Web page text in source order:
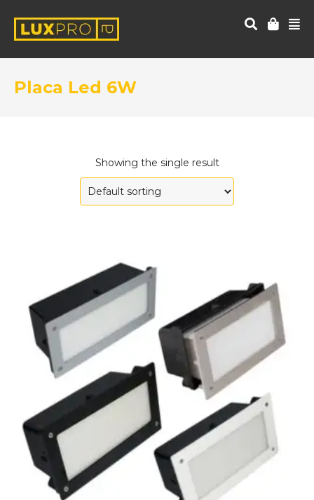
Placa Led 6W
Showing the single result